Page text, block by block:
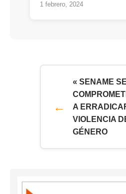
1 febrero, 2024
« SENAME SE
A
VIOLENCIA
GÉNERO